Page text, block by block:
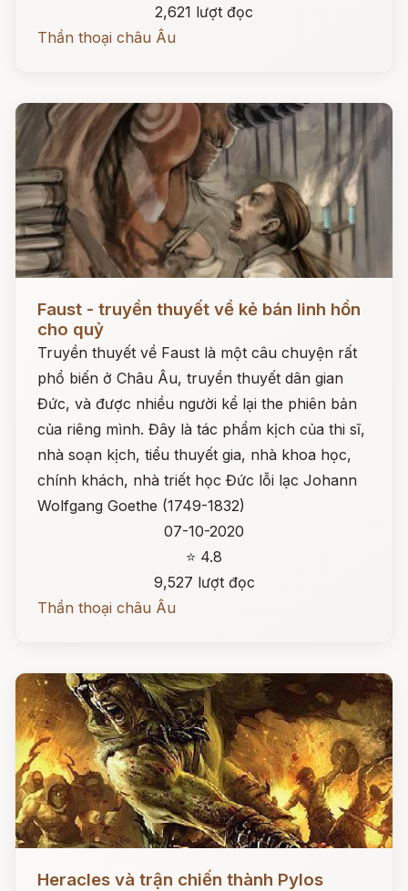
2,621 lượt đọc
Thần thoại châu Âu
Faust - truyền thuyết về kẻ bán linh hồn
cho quỷ
Truyền thuyết về Faust là một câu chuyện rất
phổ biến ở Châu Âu, truyền thuyết dân gian
Đức, và được nhiều người kể lại the phiên bản
của riêng mình. Đây là tác phẩm kịch của thi sĩ,
nhà soạn kịch, tiểu thuyết gia, nhà khoa học,
chính khách, nhà triết học Đức lỗi lạc Johann
Wolfgang Goethe (1749-1832)
07-10-2020
⭐ 4.8
9,527 lượt đọc
Thần thoại châu Âu
Heracles và trận chiến thành Pylos